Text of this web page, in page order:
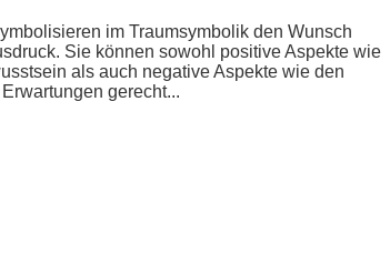
im Traumsymbolik den Wunsch
Sie können sowohl positive Aspekte wie
als auch negative Aspekte wie den
gerecht...